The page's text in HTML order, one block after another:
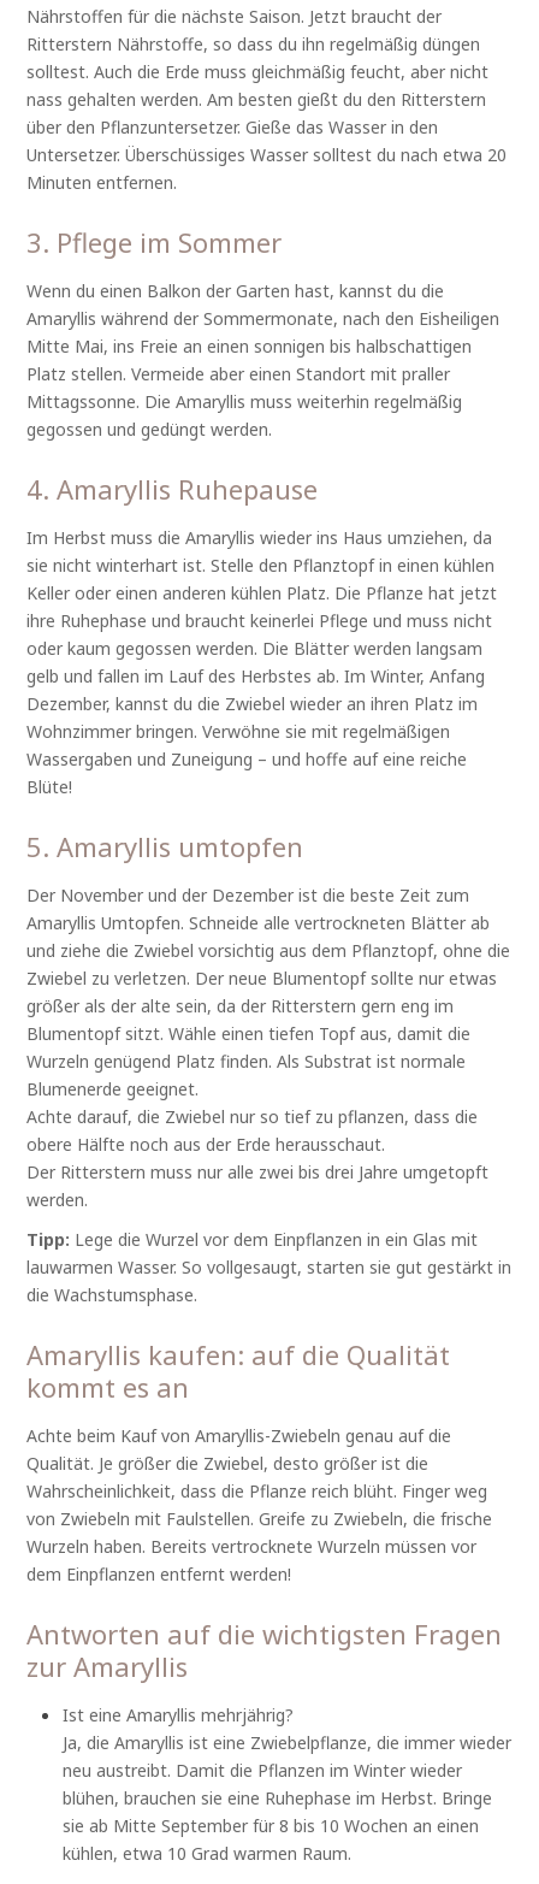
Nährstoffen für die nächste Saison. Jetzt braucht der
Ritterstern Nährstoffe, so dass du ihn regelmäßig düngen
solltest. Auch die Erde muss gleichmäßig feucht, aber nicht
nass gehalten werden. Am besten gießt du den Ritterstern
über den Pflanzuntersetzer. Gieße das Wasser in den
Untersetzer. Überschüssiges Wasser solltest du nach etwa 20
Minuten entfernen.
3. Pflege im Sommer
Wenn du einen Balkon der Garten hast, kannst du die
Amaryllis während der Sommermonate, nach den Eisheiligen
Mitte Mai, ins Freie an einen sonnigen bis halbschattigen
Platz stellen. Vermeide aber einen Standort mit praller
Mittagssonne. Die Amaryllis muss weiterhin regelmäßig
gegossen und gedüngt werden.
4. Amaryllis Ruhepause
Im Herbst muss die Amaryllis wieder ins Haus umziehen, da
sie nicht winterhart ist. Stelle den Pflanztopf in einen kühlen
Keller oder einen anderen kühlen Platz. Die Pflanze hat jetzt
ihre Ruhephase und braucht keinerlei Pflege und muss nicht
oder kaum gegossen werden. Die Blätter werden langsam
gelb und fallen im Lauf des Herbstes ab. Im Winter, Anfang
Dezember, kannst du die Zwiebel wieder an ihren Platz im
Wohnzimmer bringen. Verwöhne sie mit regelmäßigen
Wassergaben und Zuneigung – und hoffe auf eine reiche
Blüte!
5. Amaryllis umtopfen
Der November und der Dezember ist die beste Zeit zum
Amaryllis Umtopfen. Schneide alle vertrockneten Blätter ab
und ziehe die Zwiebel vorsichtig aus dem Pflanztopf, ohne die
Zwiebel zu verletzen. Der neue Blumentopf sollte nur etwas
größer als der alte sein, da der Ritterstern gern eng im
Blumentopf sitzt. Wähle einen tiefen Topf aus, damit die
Wurzeln genügend Platz finden. Als Substrat ist normale
Blumenerde geeignet.
Achte darauf, die Zwiebel nur so tief zu pflanzen, dass die
obere Hälfte noch aus der Erde herausschaut.
Der Ritterstern muss nur alle zwei bis drei Jahre umgetopft
werden.
Tipp: Lege die Wurzel vor dem Einpflanzen in ein Glas mit
lauwarmen Wasser. So vollgesaugt, starten sie gut gestärkt in
die Wachstumsphase.
Amaryllis kaufen: auf die Qualität
kommt es an
Achte beim Kauf von Amaryllis-Zwiebeln genau auf die
Qualität. Je größer die Zwiebel, desto größer ist die
Wahrscheinlichkeit, dass die Pflanze reich blüht. Finger weg
von Zwiebeln mit Faulstellen. Greife zu Zwiebeln, die frische
Wurzeln haben. Bereits vertrocknete Wurzeln müssen vor
dem Einpflanzen entfernt werden!
Antworten auf die wichtigsten Fragen
zur Amaryllis
Ist eine Amaryllis mehrjährig?
Ja, die Amaryllis ist eine Zwiebelpflanze, die immer wieder
neu austreibt. Damit die Pflanzen im Winter wieder
blühen, brauchen sie eine Ruhephase im Herbst. Bringe
sie ab Mitte September für 8 bis 10 Wochen an einen
kühlen, etwa 10 Grad warmen Raum.